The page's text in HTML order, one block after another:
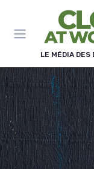
LE MÉDIA DES
Panneau de gestion